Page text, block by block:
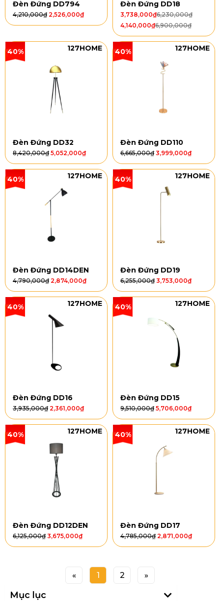
Đèn Đứng DD794
4,210,000₫ 2,526,000₫
Đèn Đứng DD18
6,230,000₫
3,738,000₫
6,900,000₫
4,140,000₫
40% 127HOME
Đèn Đứng DD32
8,420,000₫ 5,052,000₫
40% 127HOME
Đèn Đứng DD110
6,665,000₫ 3,999,000₫
40% 127HOME
Đèn Đứng DD14DEN
4,790,000₫ 2,874,000₫
40% 127HOME
Đèn Đứng DD19
6,255,000₫ 3,753,000₫
40% 127HOME
Đèn Đứng DD16
3,935,000₫ 2,361,000₫
40% 127HOME
Đèn Đứng DD15
9,510,000₫ 5,706,000₫
40% 127HOME
Đèn Đứng DD12DEN
6,125,000₫ 3,675,000₫
40% 127HOME
Đèn Đứng DD17
4,785,000₫ 2,871,000₫
« 1 2 »
Mục lục